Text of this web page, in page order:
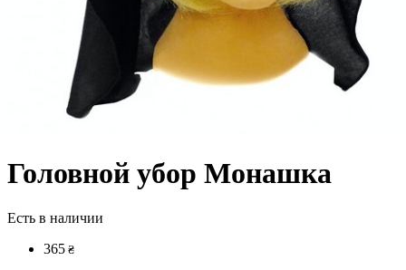
Головной убор Монашка
Есть в наличии
365 ₴